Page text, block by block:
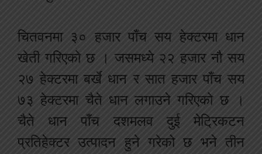
चितवनमा ३० हजार पाँच सय हेक्टरमा धान
खेती गरिएको छ । जसमध्ये २२ हजार नौ सय
२७ हेक्टरमा बर्खे धान र सात हजार पाँच सय
७३ हेक्टरमा चैते धान लगाउने गरिएको छ ।
चैते धान पाँच दशमलव दुई मेट्रिकटन
प्रतिहेक्टर उत्पादन हुने गरेको छ भने तीन